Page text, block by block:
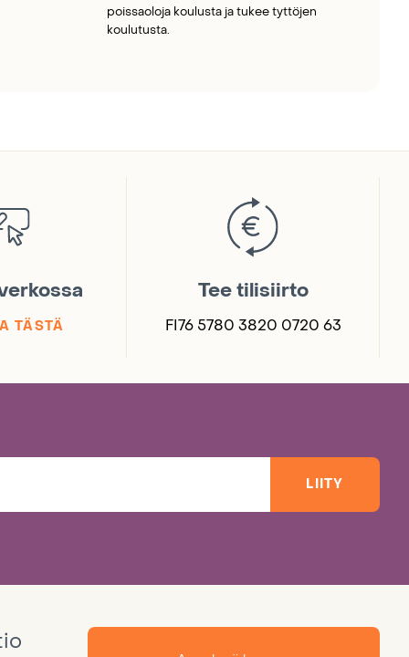
poissaoloja koulusta ja tukee tyttöjen
koulutusta.
TÄSTÄ
Tee tilisiirto
FI76 5780 3820 0720 63
LIITY